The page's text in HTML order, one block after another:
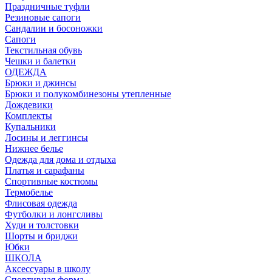
Праздничные туфли
Резиновые сапоги
Сандалии и босоножки
Сапоги
Текстильная обувь
Чешки и балетки
ОДЕЖДА
Брюки и джинсы
Брюки и полукомбинезоны утепленные
Дождевики
Комплекты
Купальники
Лосины и леггинсы
Нижнее белье
Одежда для дома и отдыха
Платья и сарафаны
Спортивные костюмы
Термобелье
Флисовая одежда
Футболки и лонгсливы
Худи и толстовки
Шорты и бриджи
Юбки
ШКОЛА
Аксессуары в школу